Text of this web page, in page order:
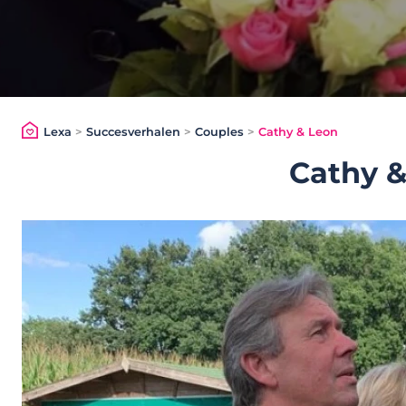
Lexa > Succesverhalen > Couples > Cathy & Leon
Cathy